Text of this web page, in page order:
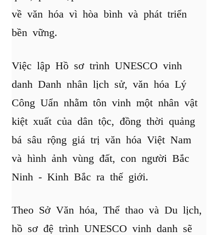
về văn hóa vì hòa bình và phát triển
bền vững.
Việc lập Hồ sơ trình UNESCO vinh
danh Danh nhân lịch sử, văn hóa Lý
Công Uẩn nhằm tôn vinh một nhân vật
kiệt xuất của dân tộc, đồng thời quảng
bá sâu rộng giá trị văn hóa Việt Nam
và hình ảnh vùng đất, con người Bắc
Ninh - Kinh Bắc ra thế giới.
Theo Sở Văn hóa, Thể thao và Du lịch,
hồ sơ đệ trình UNESCO vinh danh sẽ